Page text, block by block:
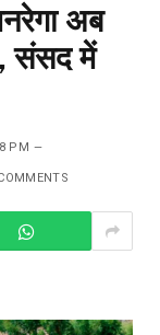
अब
, संसद में
PM